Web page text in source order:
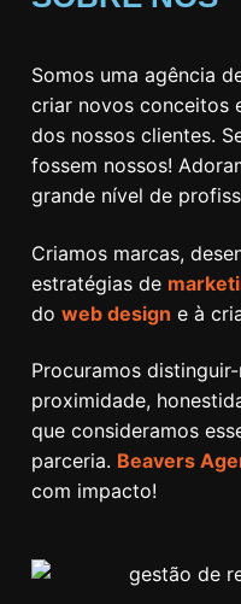
Somos uma agência
criar novos conceitos
dos nossos clientes.
fossem nossos!
grande nível de
Criamos marcas,
estratégias de
do web design e à
Procuramos
proximidade,
que consideramos
parceria. Beavers
com impacto!